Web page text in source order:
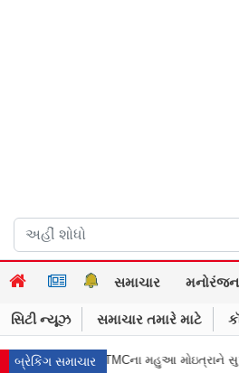
સમાચાર મનોરંજન
સિટી ન્યૂઝ સમાચાર તમારે માટે
બ્રેકિંગ સમાચાર
સુપ્રીમ કોર્ટનો ઝટકો બૉમ્બની ધમકી